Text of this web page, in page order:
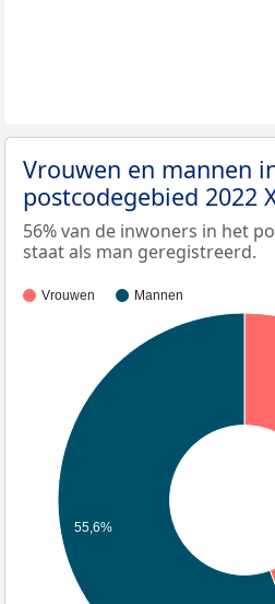
Vrouwen en mannen
postcodegebied 2022
56% van de inwoners in het
staat als man geregistreerd.
Vrouwen Mannen
55,6%